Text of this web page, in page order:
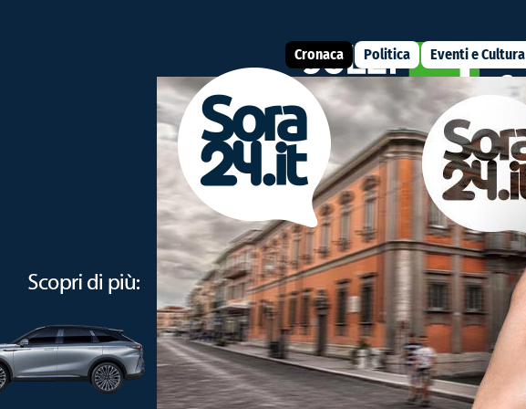
Cronaca Politica Eventi e Cultura